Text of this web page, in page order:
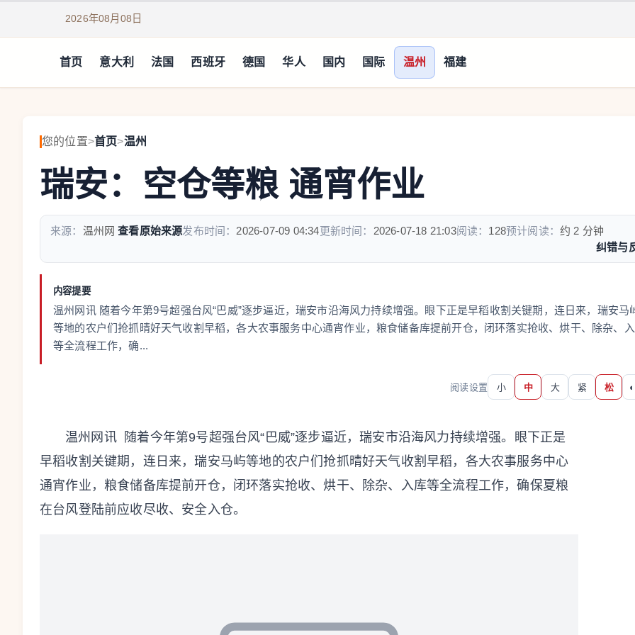
2026年08月08日
首页 意大利 法国 西班牙 德国 华人 国内 国际 温州 福建
您的位置>首页>温州
瑞安：空仓等粮 通宵作业
来源： 温州网 查看原始来源发布时间： 2026-07-09 04:34更新时间： 2026-07-18 21:03阅读： 128预计阅读：约 2 分钟
纠错与
内容提要
温州网讯 随着今年第9号超强台风“巴威”逐步逼近，瑞安市沿海风力持续增强。眼下正是早稻收割关键期，连日来，瑞安马
等地的农户们抢抓晴好天气收割早稻，各大农事服务中心通宵作业，粮食储备库提前开仓，闭环落实抢收、烘干、除杂、
等全流程工作，确...
阅读设置 小 中 大 紧 松 ◐
温州网讯 随着今年第9号超强台风“巴威”逐步逼近，瑞安市沿海风力持续增强。眼下正是
早稻收割关键期，连日来，瑞安马屿等地的农户们抢抓晴好天气收割早稻，各大农事服务中心
通宵作业，粮食储备库提前开仓，闭环落实抢收、烘干、除杂、入库等全流程工作，确保夏粮
在台风登陆前应收尽收、安全入仓。